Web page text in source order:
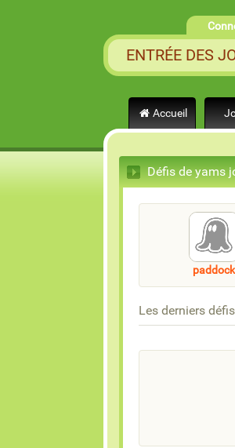
ENTRÉE DES
Accueil
Défis de yams
paddock
Les derniers